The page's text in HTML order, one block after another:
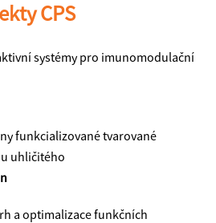
CPS
systémy pro imunomodulační
funkcializované tvarované
uhličitého
a optimalizace funkčních